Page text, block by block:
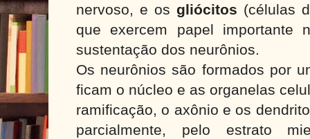
nervoso, e os gliócitos (células
que exercem papel importante
sustentação dos neurônios.
Os neurônios são formados por
ficam o núcleo e as organelas
ramificação, o axônio e os
parcialmente, pelo estrato